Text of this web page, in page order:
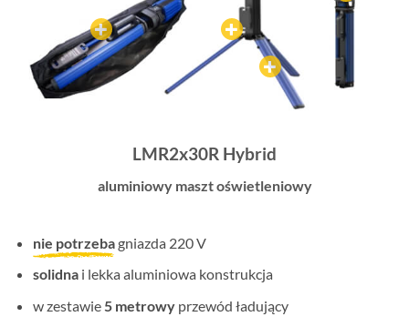
LMR2x30R Hybrid
aluminiowy maszt oświetleniowy
nie potrzebagniazda 220 V
solidnai lekka aluminiowa konstrukcja
w zestawie5 metrowyprzewód ładujący